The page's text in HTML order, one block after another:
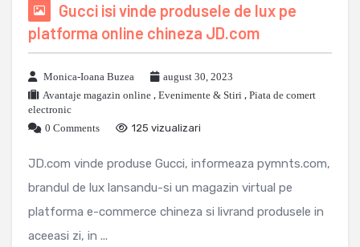
Gucci isi vinde produsele de lux pe
platforma online chineza JD.com
Monica-Ioana Buzea
august 30, 2023
Avantaje magazin online , Evenimente & Stiri , Piata de comert
electronic
0 Comments
125 vizualizari
JD.com vinde produse Gucci, informeaza pymnts.com,
brandul de lux lansandu-si un magazin virtual pe
platforma e-commerce chineza si livrand produsele in
aceeasi zi, in ...